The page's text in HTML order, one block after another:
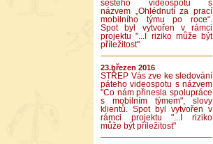
šestého videospotu s
názvem „Ohlédnutí za prací
mobilního týmu po roce“.
Spot byl vytvořen v rámci
projektu "...I riziko může být
příležitost"
23.březen 2016
STŘEP Vás zve ke sledování
páteho videospotu s názvem
"Co nám přinesla spolupráce
s mobilním týmem", slovy
klientů. Spot byl vytvořen v
rámci projektu "...I riziko
může být příležitost"